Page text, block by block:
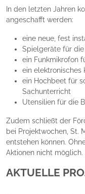
In den letzten Jahren
angeschafft werden:
eine neue, fest
Spielgeräte für die
ein Funkmikrofon
ein elektronisches
ein Hochbeet für
Sachunterricht
Utensilien für die
Zudem schließt der
bei Projektwochen, St.
entstehen können.
Aktionen nicht möglich.
AKTUELLE